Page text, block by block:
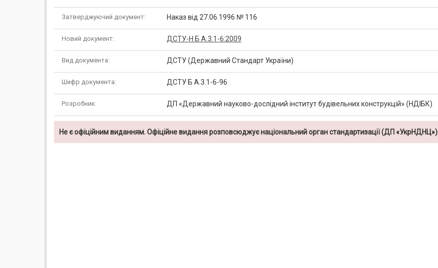
Затверджуючий документ: Наказ від 27.06.1996 № 116
Новий документ: ДСТУ-Н Б А.3.1-6:2009
Вид документа: ДСТУ (Державний Стандарт України)
Шифр документа: ДСТУ Б А.3.1-6-96
Розробник: ДП «Державний науково-дослідний інститут будівельних конструкцій» (НДІБК)
Не є офіційним виданням. Офіційне видання розповсюджує національний орган стандартизації (ДП «УкрНДНЦ»)